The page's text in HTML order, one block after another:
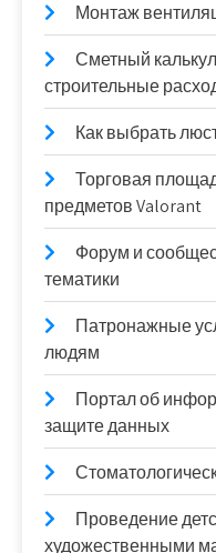
Монтаж
Сметный
строительные
Как выбрать
Торговая
предметов Valorant
Форум и
тематики
Патронажные
людям
Портал об
защите данных
Проведение
художественными